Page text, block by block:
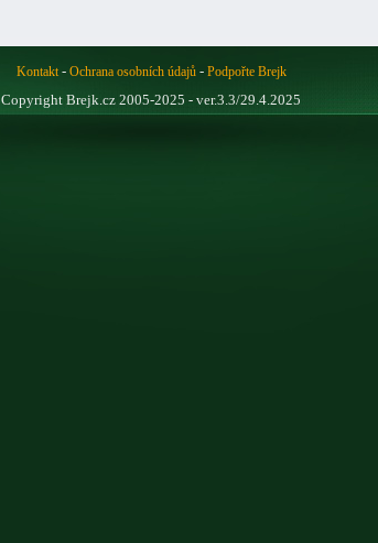
Kontakt- Ochrana osobních údajů- Podpořte Brejk
Copyright Brejk.cz 2005-2025 - ver.3.3/29.4.2025